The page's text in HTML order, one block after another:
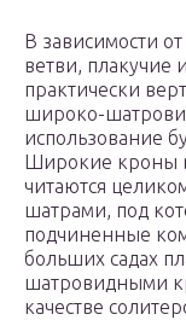
В зависимости
ветви, плакучие
практически
широко-
использование
Широкие кроны
читаются
шатрами, под
подчиненные
больших садах
шатровидными
качестве